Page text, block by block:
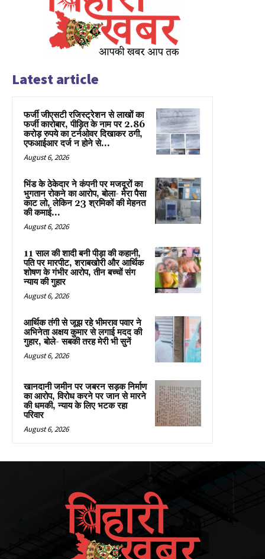
Latest article
फर्जी जीएसटी रजिस्ट्रेशन से लाखों का
फर्जी कारोबार, पीड़ित के नाम पर 2.86
करोड़ रुपये का टर्नओवर दिखाकर ठगी,
एफआईआर दर्ज न होने से...
August 6, 2026
भिंड के ठेकेदार ने कंपनी पर मजदूरों का
भुगतान रोकने का आरोप, बोला- मेरा पैसा
काट लो, लेकिन 23 श्रमिकों की मेहनत
की कमाई...
August 6, 2026
11 साल की शादी बनी पीड़ा की कहानी,
पति पर मारपीट, शराबखोरी और आर्थिक
शोषण के गंभीर आरोप, तीन बच्चों संग
न्याय की गुहार
August 6, 2026
आर्थिक तंगी से जूझ रहे भीमराव पवार ने
अभिनेता अक्षय कुमार से लगाई मदद की
गुहार, बोले- सबकी तरह मेरी भी सुनें
August 6, 2026
खानदानी जमीन पर जबरन सड़क निर्माण
का आरोप, विरोध करने पर जान से मारने
की धमकी, न्याय के लिए भटक रहा
परिवार
August 6, 2026